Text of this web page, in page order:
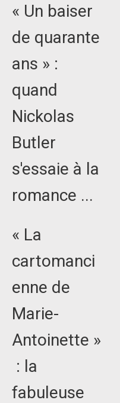
« Un baiser
de quarante
ans » :
quand
Nickolas
Butler
s'essaie à la
romance ...
« La
cartomanci
enne de
Marie-
Antoinette »
: la
fabuleuse